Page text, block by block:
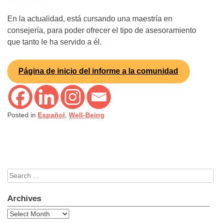
En la actualidad, está cursando una maestría en
consejería, para poder ofrecer el tipo de asesoramiento
que tanto le ha servido a él.
Página de inicio del informe a la comunidad
Posted in Español Well-Being
Search
for:
Archives
Archives